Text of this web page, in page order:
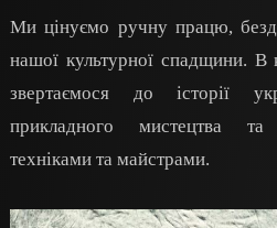
Ми цінуємо ручну працю,
нашої культурної спадщини. В
звертаємося до історії
прикладного мистецтва
техніками та майстрами.